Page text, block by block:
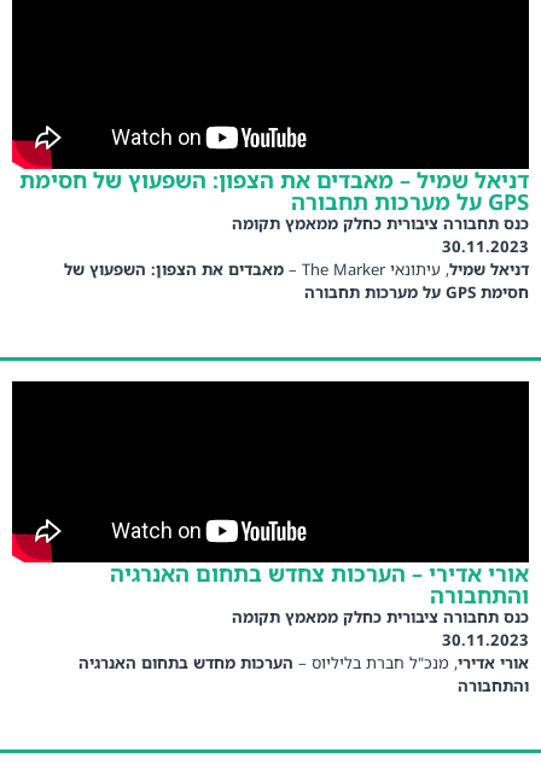
דניאל שמיל – מאבדים את הצפון: השפעוץ של חסימת
GPS על מערכות תחבורה
כנס תחבורה ציבורית כחלק ממאמץ תקומה
30.11.2023
דניאל שמיל, עיתונאי The Marker –
מאבדים את הצפון: השפעוץ של
חסימת GPS על מערכות תחבורה
אורי אדירי – הערכות צחדש בתחום האנרגיה
והתחבורה
כנס תחבורה ציבורית כחלק ממאמץ תקומה
30.11.2023
אורי אדירי, מנכ"ל חברת בליליוס – הערכות מחדש בתחום האנרגיה
והתחבורה